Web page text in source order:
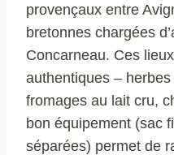
provençaux entre
bretonnes chargées
Concarneau. Ces
authentiques –
fromages au lait cru,
bon équipement (sac
séparées) permet de